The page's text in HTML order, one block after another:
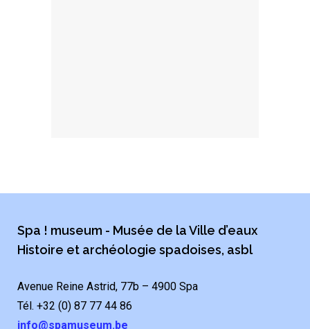
Spa ! museum - Musée de la Ville d’eaux
Histoire et archéologie spadoises, asbl
Avenue Reine Astrid, 77b – 4900 Spa
Tél. +32 (0) 87 77 44 86
info@spamuseum.be